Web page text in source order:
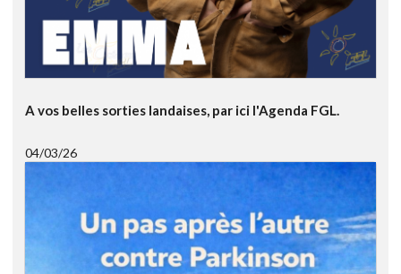
A vos belles sorties landaises, par ici l'Agenda FGL.
04/03/26